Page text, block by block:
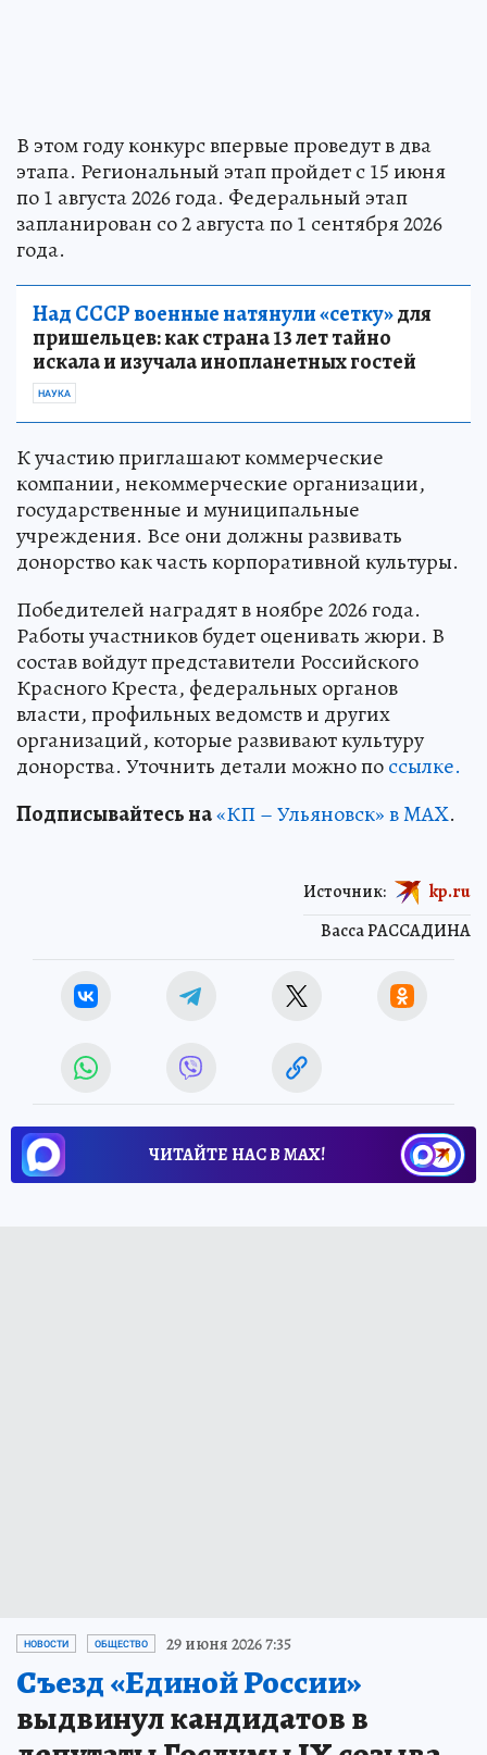
В этом году конкурс впервые проведут в два
этапа. Региональный этап пройдет с 15 июня
по 1 августа 2026 года. Федеральный этап
запланирован со 2 августа по 1 сентября 2026
года.
Над СССР военные натянули «сетку»для
пришельцев: как страна 13 лет тайно
искала и изучала инопланетных гостей
НАУКА
К участию приглашают коммерческие
компании, некоммерческие организации,
государственные и муниципальные
учреждения. Все они должны развивать
донорство как часть корпоративной культуры.
Победителей наградят в ноябре 2026 года.
Работы участников будет оценивать жюри. В
состав войдут представители Российского
Красного Креста, федеральных органов
власти, профильных ведомств и других
организаций, которые развивают культуру
донорства. Уточнить детали можно поссылке.
Подписывайтесь на«КП – Ульяновск» в MAX.
Васса РАССАДИНА
Источник: kp.ru
ЧИТАЙТЕ НАС В МАХ!
НОВОСТИ ОБЩЕСТВО 29 июня 2026 7:35
Съезд «Единой России»
выдвинул кандидатов в